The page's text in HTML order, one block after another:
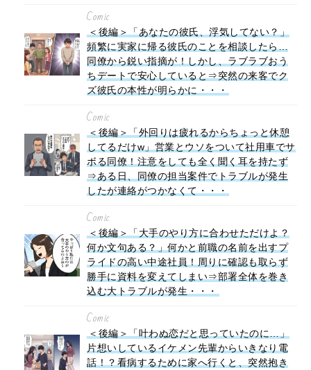
Comic
＜後編＞「あなたの彼氏、浮気してない？」
頻繁に実家に帰る彼氏のことを相談したら…
同僚から鋭い指摘が！しかし、ラブラブおう
ちデートで安心していると⇒突然の来客でク
ズ彼氏の本性が明らかに・・・
Comic
＜後編＞「外回りは疲れるからちょっと休憩
してるだけw」営業とウソをついて社用車でサ
ボる同僚！注意をしても全く聞く耳を持たず
⇒ある日、同僚の担当案件でトラブルが発生
したが連絡がつかなくて・・・
Comic
＜後編＞「大手のやり方に合わせただけよ？
何か文句ある？」何かと前職の名前を出すプ
ライドの高い中途社員！周りに確認も取らず
勝手に資料を変えてしまい⇒部署全体を巻き
込む大トラブルが発生・・・
Comic
＜後編＞「叶わぬ恋だと思っていたのに…」
片想いしているイケメン先輩からいきなり電
話！？看病するために家へ行くと、突然抱き